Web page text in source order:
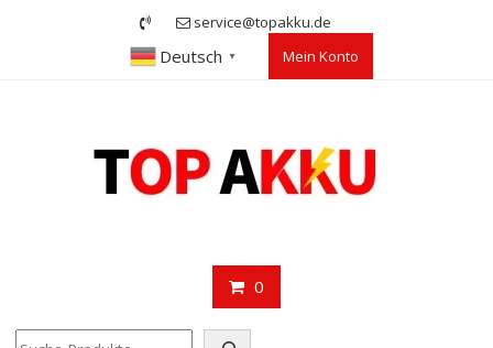
service@topakku.de
Deutsch ▼ Mein Konto
0